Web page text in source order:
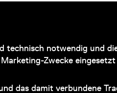
technisch notwendig und
Zwecke
das damit verbundene